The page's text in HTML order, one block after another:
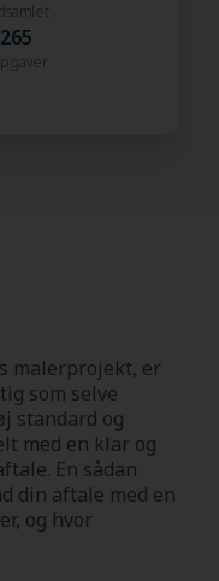
malerprojekt, er
som selve
standard og
med en klar og
En sådan
din aftale med en
og hvor